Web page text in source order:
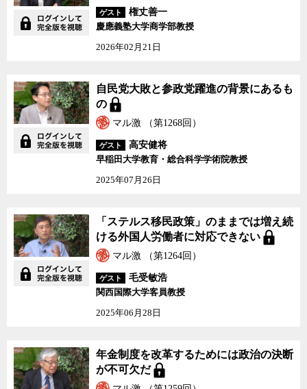
ゲスト
権丈善一
慶應義塾大学商学部教授
2026年02月21日
自民党大敗と参政党躍進の背景にあるも
の
マル激 （第1268回）
ゲスト
高安健将
早稲田大学教育・総合科学学術院教授
2025年07月26日
「ステルス移民政策」のままでは増え続
ける外国人労働者に対応できない
マル激 （第1264回）
ゲスト
毛受敏浩
関西国際大学客員教授
2025年06月28日
年金制度を改革するためには政治の決断
が不可欠だ